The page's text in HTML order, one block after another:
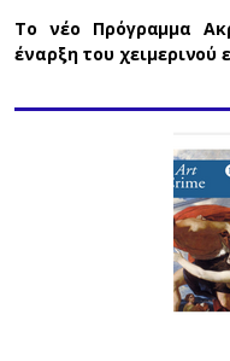
Το νέο Πρόγραμμα
έναρξη του χειμερινού